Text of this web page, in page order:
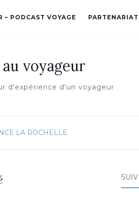
– PODCAST VOYAGE
voyageur
d'expérience d'un voyageur
LA ROCHELLE